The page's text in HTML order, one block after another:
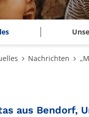
Nachrichten
aus Bendorf,